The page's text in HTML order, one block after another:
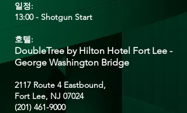
일정:
13:00 - Shotgun Start​
호텔:
DoubleTree by Hilton Hotel Fort Lee -
George Washington Bridge
2117 Route 4 Eastbound,
Fort Lee, NJ 07024
(201) 461-9000